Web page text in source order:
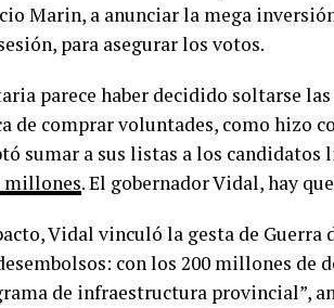
Marin, a anunciar la mega
para asegurar los votos.
parece haber decidido soltarse
de comprar voluntades, como hizo
sumar a sus listas a los candidatos
millones. El gobernador Vidal, hay
Vidal vinculó la gesta de Guerra
con los 200 millones de
de infraestructura provincial”,